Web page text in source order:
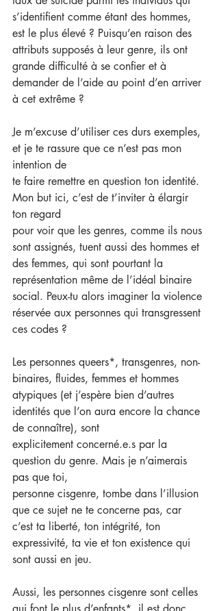
s’identifient comme étant des hommes,
est le plus élevé ? Puisqu’en raison des
attributs supposés à leur genre, ils ont
grande difficulté à se confier et à
demander de l’aide au point d’en arriver
à cet extrême ?
Je m’excuse d’utiliser ces durs exemples,
et je te rassure que ce n’est pas mon
intention de
te faire remettre en question ton identité.
Mon but ici, c’est de t’inviter à élargir
ton regard
pour voir que les genres, comme ils nous
sont assignés, tuent aussi des hommes et
des femmes, qui sont pourtant la
représentation même de l’idéal binaire
social. Peux-tu alors imaginer la violence
réservée aux personnes qui transgressent
ces codes ?
Les personnes queers*, transgenres, non-
binaires, fluides, femmes et hommes
atypiques (et j’espère bien d’autres
identités que l’on aura encore la chance
de connaître), sont
explicitement concerné.e.s par la
question du genre. Mais je n’aimerais
pas que toi,
personne cisgenre, tombe dans l’illusion
que ce sujet ne te concerne pas, car
c’est ta liberté, ton intégrité, ton
expressivité, ta vie et ton existence qui
sont aussi en jeu.
Aussi, les personnes cisgenre sont celles